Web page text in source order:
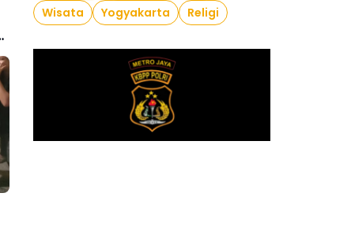
Wisata
Yogyakarta Religi